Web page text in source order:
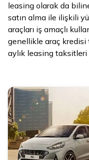
leasing olarak da
satın alma ile ilişkili
araçları iş amaçlı
genellikle araç
aylık leasing taksitleri